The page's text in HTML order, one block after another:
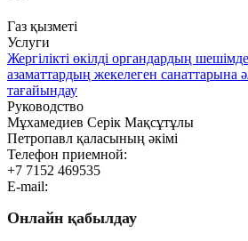
Газ қызметі
Услуги
Жергілікті өкілді органдардың
азаматтардың жекелеген санаттарына
тағайындау
Руководство
Мұхамедиев Серiк Мақсұтұлы
Петропавл қаласының әкімі
Телефон приемной:
+7 7152 469535
E-mail:
Онлайн қабылдау